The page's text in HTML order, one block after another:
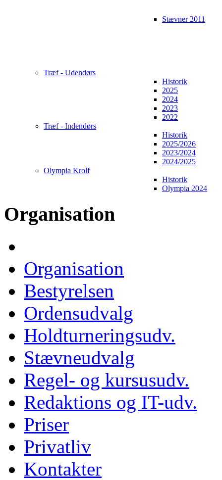
Stævner 2011
Træf - Udendørs
Historik
2025
2024
2023
2022
Træf - Indendørs
Historik
2025/2026
2023/2024
2024/2025
Olympia Krolf
Historik
Olympia 2024
Organisation
Organisation
Bestyrelsen
Ordensudvalg
Holdturneringsudv.
Stævneudvalg
Regel- og kursusudv.
Redaktions og IT-udv.
Priser
Privatliv
Kontakter